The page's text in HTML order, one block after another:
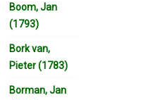
Boom, Jan
(1793)
Bork van,
Pieter (1783)
Borman, Jan